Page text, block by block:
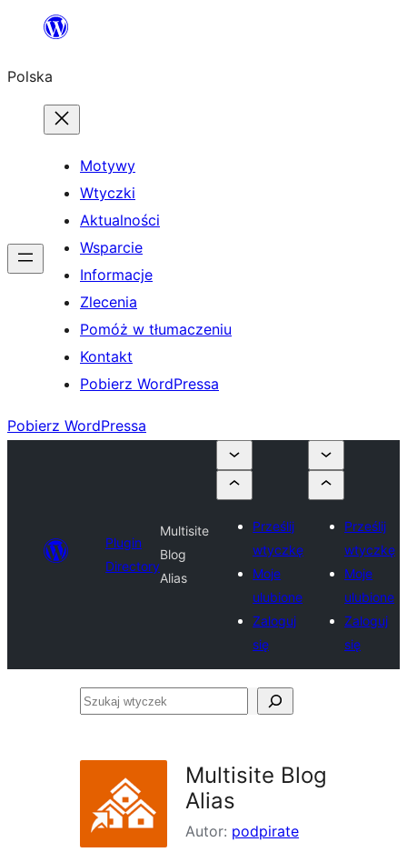
Przejdź
treści
Polska
Motywy
Wtyczki
Aktualności
Wsparcie
Informacje
Zlecenia
Pomóż w tłumaczeniu
Kontakt
Pobierz WordPressa
Pobierz WordPressa
Plugin
Directory
Multisite
Blog
Alias
Prześlij
wtyczkę
Moje
ulubione
Zaloguj
się
Prześlij
wtyczkę
Moje
ulubione
Zaloguj
się
Szukaj
Multisite Blog
Alias
Autor: podpirate